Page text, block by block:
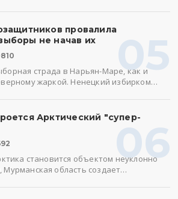
05
провалила
не начав их
страда в Нарьян-Маре, как и
жаркой. Ненецкий избирком…
06
Арктический "супер-
становится объектом неуклонно
Мурманская область создает…